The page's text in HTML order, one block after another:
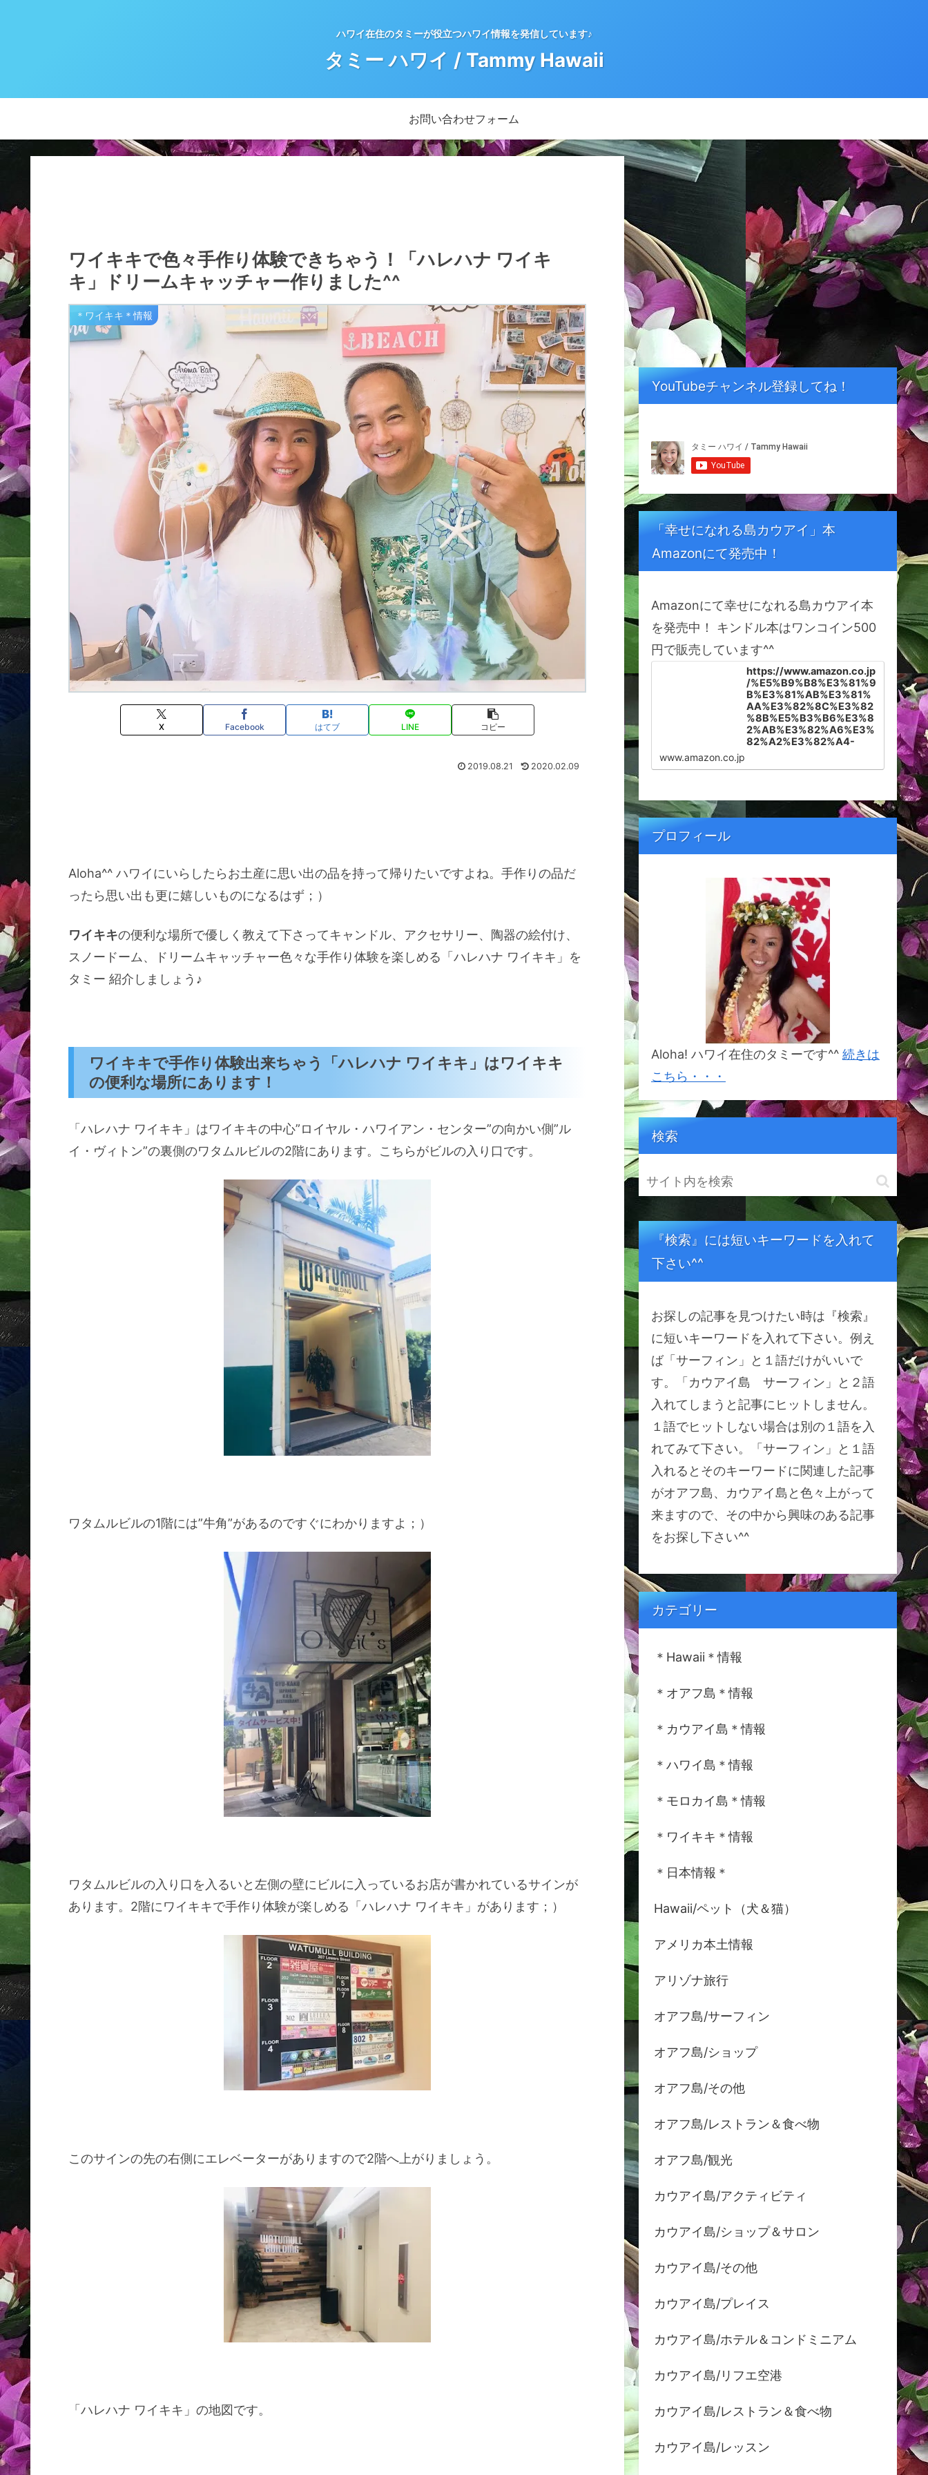
ハワイ在住のタミーが役立つハワイ情報を発信しています♪
タミー ハワイ / Tammy Hawaii
お問い合わせフォーム
ワイキキで色々手作り体験できちゃう！「ハレハナ ワイキ
キ」ドリームキャッチャー作りました^^
＊ワイキキ＊情報
X Facebook はてブ LINE コピー
2019.08.21 2020.02.09
Aloha^^ ハワイにいらしたらお土産に思い出の品を持って帰りたいですよね。手作りの品だ
ったら思い出も更に嬉しいものになるはず；）
ワイキキの便利な場所で優しく教えて下さってキャンドル、アクセサリー、陶器の絵付け、
スノードーム、ドリームキャッチャー色々な手作り体験を楽しめる「ハレハナ ワイキキ」を
タミー 紹介しましょう♪
ワイキキで手作り体験出来ちゃう「ハレハナ ワイキキ」はワイキキ
の便利な場所にあります！
「ハレハナ ワイキキ」はワイキキの中心”ロイヤル・ハワイアン・センター”の向かい側”ル
イ・ヴィトン”の裏側のワタムルビルの2階にあります。こちらがビルの入り口です。
ワタムルビルの1階には”牛角”があるのですぐにわかりますよ；）
ワタムルビルの入り口を入るいと左側の壁にビルに入っているお店が書かれているサインが
あります。2階にワイキキで手作り体験が楽しめる「ハレハナ ワイキキ」があります；）
このサインの先の右側にエレベーターがありますので2階へ上がりましょう。
「ハレハナ ワイキキ」の地図です。
YouTubeチャンネル登録してね！
「幸せになれる島カウアイ」本
Amazonにて発売中！
Amazonにて幸せになれる島カウアイ本
を発売中！ キンドル本はワンコイン500
円で販売しています^^
https://www.amazon.co.jp
/%E5%B9%B8%E3%81%9
B%E3%81%AB%E3%81%
AA%E3%82%8C%E3%82
%8B%E5%B3%B6%E3%8
2%AB%E3%82%A6%E3%
82%A2%E3%82%A4-
2%BF%E3%83%9F%E3%
83%BC%E3%81%8C%E6
86-Tammy-Shinohara-
ebook/dp/B099566SKV/r
ef=sr_1_1?
__mk_ja_JP=%E3%82%AB
%E3%82%BF%E3%82%A
B%E3%83%8A&crid=1BSI
2S5YCDR6W&keywords=
%E5%B9%B8%E3%81%9
B%E3%81%AB%E3%81%
AA%E3%82%8C%E3%82
%8B%E5%B3%B6%E3%8
2%AB%E3%82%A6%E3%
82%A2%E3%82%A4&qid
=1692833214&sprefix=%
E5%B9%B8%E3%81%9B
%E3%81%AB%E3%81%A
2%A2%E3%82%A4%2Cap
s%2C164&sr=8-1
www.amazon.co.jp
プロフィール
Aloha! ハワイ在住のタミーです^^ 続きは
こちら・・・
検索
『検索』には短いキーワードを入れて
下さい^^
お探しの記事を見つけたい時は『検索』
に短いキーワードを入れて下さい。例え
ば「サーフィン」と１語だけがいいで
す。「カウアイ島 サーフィン」と２語
入れてしまうと記事にヒットしません。
１語でヒットしない場合は別の１語を入
れてみて下さい。「サーフィン」と１語
入れるとそのキーワードに関連した記事
がオアフ島、カウアイ島と色々上がって
来ますので、その中から興味のある記事
をお探し下さい^^
カテゴリー
＊Hawaii＊情報
＊オアフ島＊情報
＊カウアイ島＊情報
＊ハワイ島＊情報
＊モロカイ島＊情報
＊ワイキキ＊情報
＊日本情報＊
Hawaii/ペット（犬＆猫）
アメリカ本土情報
アリゾナ旅行
オアフ島/サーフィン
オアフ島/ショップ
オアフ島/その他
オアフ島/レストラン＆食べ物
オアフ島/観光
カウアイ島/アクティビティ
カウアイ島/ショップ＆サロン
カウアイ島/その他
カウアイ島/プレイス
カウアイ島/ホテル＆コンドミニアム
カウアイ島/リフエ空港
カウアイ島/レストラン＆食べ物
カウアイ島/レッスン